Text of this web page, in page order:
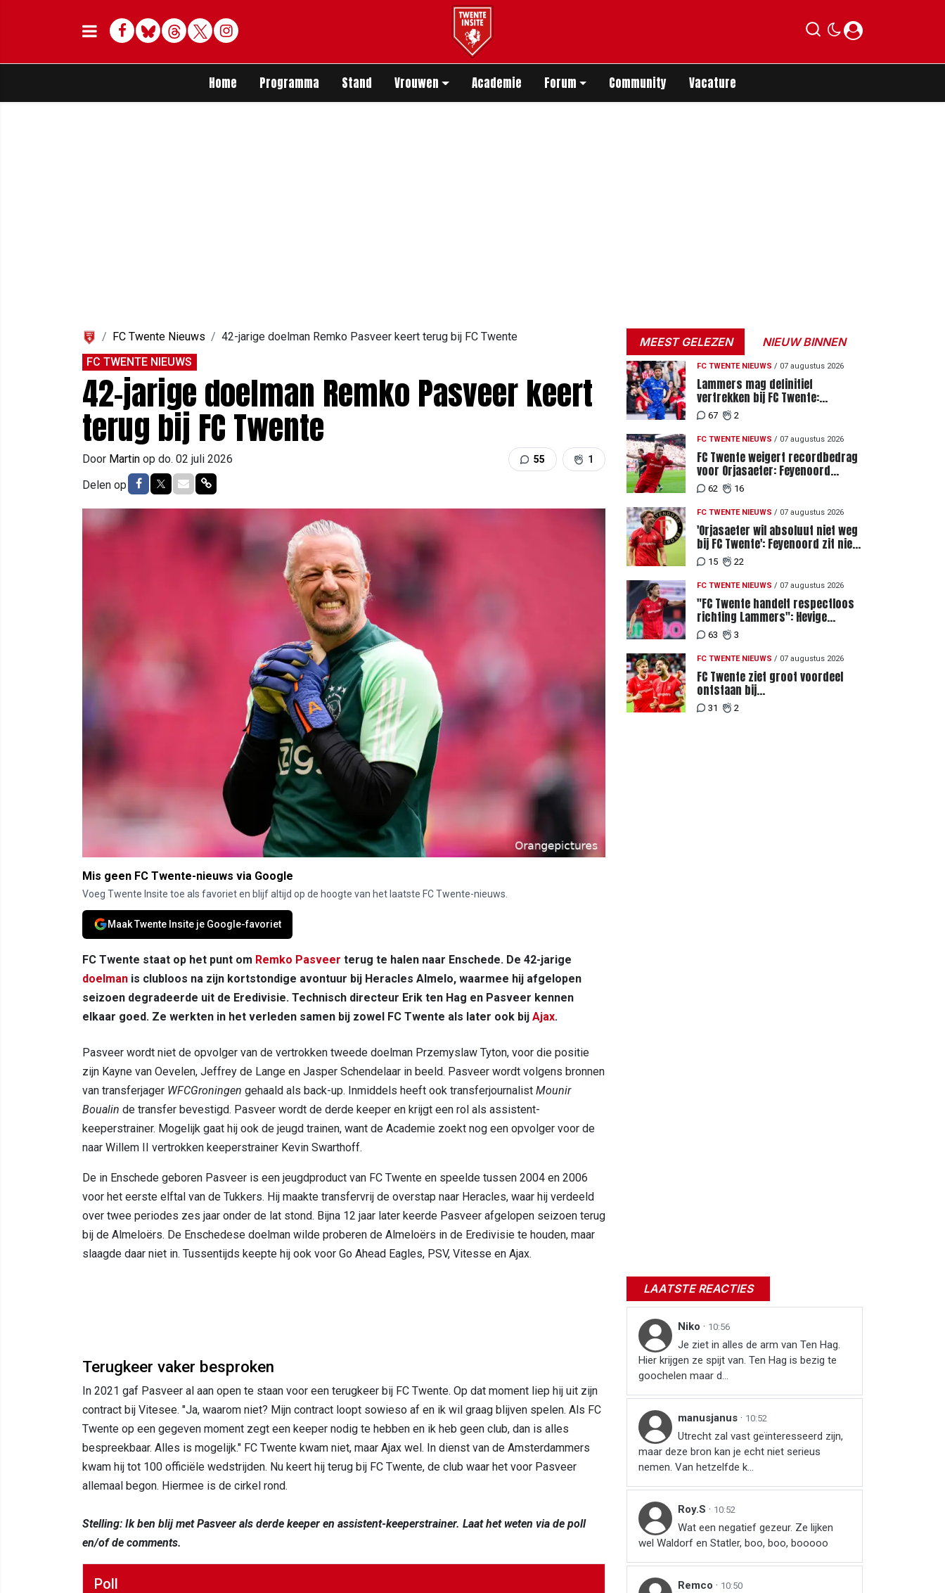
Facebook
BlueskyThreadsTwitterDelen op Whatsapp
Home Programma Stand Vrouwen Academie Forum Community Vacature
FC Twente Nieuws
42-jarige doelman Remko Pasveer keert terug bij FC Twente
FC TWENTE NIEUWS
42-jarige doelman Remko Pasveer keert
terug bij FC Twente
Door Martin op do. 02 juli 2026 55 1
Delen op Delen op Facebook
Delen op Twitter
Delen via Mail
Delen via link
Mis geen FC Twente-nieuws via Google
Voeg Twente Insite toe als favoriet en blijf altijd op de hoogte van het laatste FC Twente-nieuws.
Maak Twente Insite je Google-favoriet
FC Twente staat op het punt om Remko Pasveer terug te halen naar Enschede. De 42-jarige
doelman is clubloos na zijn kortstondige avontuur bij Heracles Almelo, waarmee hij afgelopen
seizoen degradeerde uit de Eredivisie. Technisch directeur Erik ten Hag en Pasveer kennen
elkaar goed. Ze werkten in het verleden samen bij zowel FC Twente als later ook bij Ajax.
Pasveer wordt niet de opvolger van de vertrokken tweede doelman Przemyslaw Tyton, voor die positie
zijn Kayne van Oevelen, Jeffrey de Lange en Jasper Schendelaar in beeld. Pasveer wordt volgens bronnen
van transferjager WFCGroningen gehaald als back-up. Inmiddels heeft ook transferjournalist Mounir
Boualin de transfer bevestigd. Pasveer wordt de derde keeper en krijgt een rol als assistent-
keeperstrainer. Mogelijk gaat hij ook de jeugd trainen, want de Academie zoekt nog een opvolger voor de
naar Willem II vertrokken keeperstrainer Kevin Swarthoff.
De in Enschede geboren Pasveer is een jeugdproduct van FC Twente en speelde tussen 2004 en 2006
voor het eerste elftal van de Tukkers. Hij maakte transfervrij de overstap naar Heracles, waar hij verdeeld
over twee periodes zes jaar onder de lat stond. Bijna 12 jaar later keerde Pasveer afgelopen seizoen terug
bij de Almeloërs. De Enschedese doelman wilde proberen de Almeloërs in de Eredivisie te houden, maar
slaagde daar niet in. Tussentijds keepte hij ook voor Go Ahead Eagles, PSV, Vitesse en Ajax.
Terugkeer vaker besproken
In 2021 gaf Pasveer al aan open te staan voor een terugkeer bij FC Twente. Op dat moment liep hij uit zijn
contract bij Vitesee. "Ja, waarom niet? Mijn contract loopt sowieso af en ik wil graag blijven spelen. Als FC
Twente op een gegeven moment zegt een keeper nodig te hebben en ik heb geen club, dan is alles
bespreekbaar. Alles is mogelijk." FC Twente kwam niet, maar Ajax wel. In dienst van de Amsterdammers
kwam hij tot 100 officiële wedstrijden. Nu keert hij terug bij FC Twente, de club waar het voor Pasveer
allemaal begon. Hiermee is de cirkel rond.
Stelling: Ik ben blij met Pasveer als derde keeper en assistent-keeperstrainer. Laat het weten via de poll
en/of de comments.
Poll
MEEST GELEZEN NIEUW BINNEN
FC TWENTE NIEUWS / 07 augustus 2026
Lammers mag definitief
vertrekken bij FC Twente:
zaakwaarnemer krijgt deadline
vanwege komst vervanger
67 2
FC TWENTE NIEUWS / 07 augustus 2026
FC Twente weigert recordbedrag
voor Orjasaeter: Feyenoord
genoemd na megabod
62 16
FC TWENTE NIEUWS / 07 augustus 2026
'Orjasaeter wil absoluut niet weg
bij FC Twente': Feyenoord zit niet
achter recordbod
15 22
FC TWENTE NIEUWS / 07 augustus 2026
"FC Twente handelt respectloos
richting Lammers": Hevige
discussie rondom degradatie tot
derde spits
63 3
FC TWENTE NIEUWS / 07 augustus 2026
FC Twente ziet groot voordeel
ontstaan bij
Eredivisiewedstrijden tegen
Heerenveen en PEC Zwolle
31 2
LAATSTE REACTIES
Niko · 10:56
Je ziet in alles de arm van Ten Hag.
Hier krijgen ze spijt van. Ten Hag is bezig te
goochelen maar d...
manusjanus · 10:52
Utrecht zal vast geïnteresseerd zijn,
maar deze bron kan je echt niet serieus
nemen. Van hetzelfde k...
Roy.S · 10:52
Wat een negatief gezeur. Ze lijken
wel Waldorf en Statler, boo, boo, booooo
Remco · 10:50